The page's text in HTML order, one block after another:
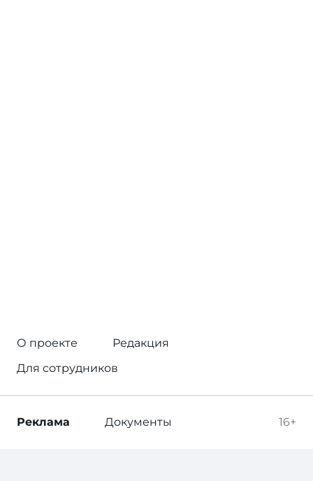
О проекте
Редакция
Для сотрудников
16+
Реклама Документы